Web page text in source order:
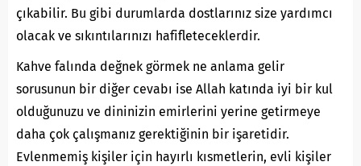
çıkabilir. Bu gibi durumlarda dostlarınız size yardımcı
olacak ve sıkıntılarınızı hafifleteceklerdir.
Kahve falında değnek görmek ne anlama gelir
sorusunun bir diğer cevabı ise Allah katında iyi bir kul
olduğunuzu ve dininizin emirlerini yerine getirmeye
daha çok çalışmanız gerektiğinin bir işaretidir.
Evlenmemiş kişiler için hayırlı kısmetlerin, evli kişiler